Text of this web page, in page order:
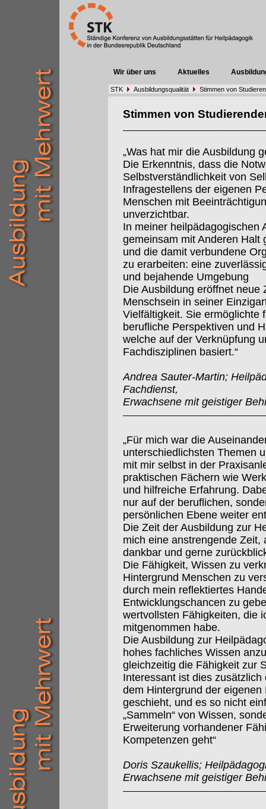
Wir über uns Aktuelles
STK Ausbildungsqualität Stimmen von
Stimmen von
„Was hat mir die Ausbildung
Die Erkenntnis, dass die
Selbstverständlichkeit von
Infragestellens der eigenen
Menschen mit
unverzichtbar.
In meiner heilpädagogischen
gemeinsam mit Anderen Halt
und die damit verbundene
zu erarbeiten: eine
und bejahende Umgebung
Die Ausbildung eröffnet neue
Menschsein in seiner
Vielfältigkeit. Sie ermöglichte
berufliche Perspektiven und
welche auf der Verknüpfung
Fachdisziplinen basiert.“
Andrea Sauter-Martin;
Fachdienst,
Erwachsene mit geistiger
„Für mich war die
unterschiedlichsten Themen
mit mir selbst in der
praktischen Fächern wie
und hilfreiche Erfahrung.
nur auf der beruflichen,
persönlichen Ebene weiter
Die Zeit der Ausbildung zur
mich eine anstrengende Zeit,
dankbar und gerne
Die Fähigkeit, Wissen zu
Hintergrund Menschen zu
durch mein reflektiertes
Entwicklungschancen zu
wertvollsten Fähigkeiten, die
mitgenommen habe.
Die Ausbildung zur
hohes fachliches Wissen
gleichzeitig die Fähigkeit zur
Interessant ist dies
dem Hintergrund der eigenen
geschieht, und es so nicht
„Sammeln“ von Wissen,
Erweiterung vorhandener
Kompetenzen geht“
Doris Szaukellis;
Erwachsene mit geistiger